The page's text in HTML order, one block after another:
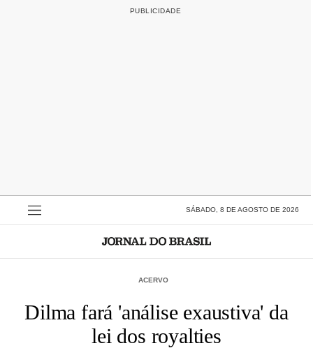
SÁBADO, 8 DE AGOSTO DE 2026
ACERVO
Dilma fará 'análise exaustiva' da
lei dos royalties